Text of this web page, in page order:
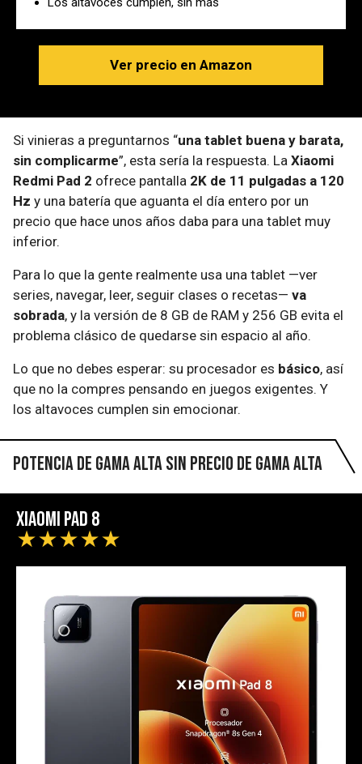
Ver precio en Amazon
Si vinieras a preguntarnos “una tablet buena y barata,
sin complicarme”, esta sería la respuesta. La Xiaomi
Redmi Pad 2 ofrece pantalla 2K de 11 pulgadas a 120
Hz y una batería que aguanta el día entero por un
precio que hace unos años daba para una tablet muy
inferior.
Para lo que la gente realmente usa una tablet —ver
series, navegar, leer, seguir clases o recetas— va
sobrada, y la versión de 8 GB de RAM y 256 GB evita el
problema clásico de quedarse sin espacio al año.
Lo que no debes esperar: su procesador es básico, así
que no la compres pensando en juegos exigentes. Y
los altavoces cumplen sin emocionar.
Potencia de gama alta sin precio de gama alta
Xiaomi Pad 8
★★★★★